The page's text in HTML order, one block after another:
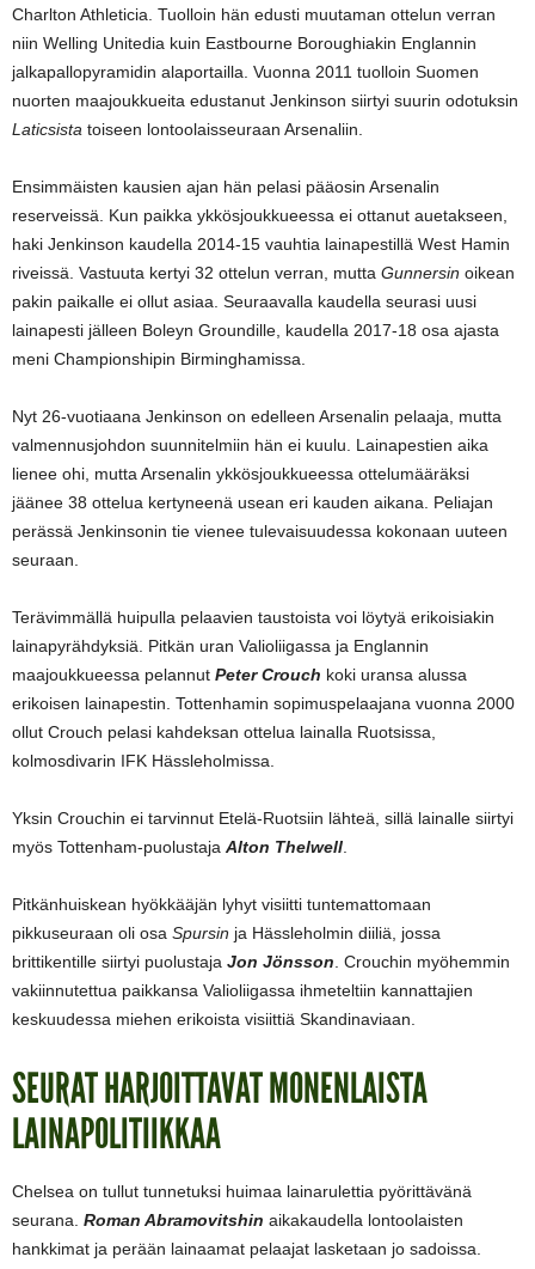
Charlton Athleticia. Tuolloin hän edusti muutaman ottelun verran
niin Welling Unitedia kuin Eastbourne Boroughiakin Englannin
jalkapallopyramidin alaportailla. Vuonna 2011 tuolloin Suomen
nuorten maajoukkueita edustanut Jenkinson siirtyi suurin odotuksin
Laticsista toiseen lontoolaisseuraan Arsenaliin.
Ensimmäisten kausien ajan hän pelasi pääosin Arsenalin
reserveissä. Kun paikka ykkösjoukkueessa ei ottanut auetakseen,
haki Jenkinson kaudella 2014-15 vauhtia lainapestillä West Hamin
riveissä. Vastuuta kertyi 32 ottelun verran, mutta Gunnersin oikean
pakin paikalle ei ollut asiaa. Seuraavalla kaudella seurasi uusi
lainapesti jälleen Boleyn Groundille, kaudella 2017-18 osa ajasta
meni Championshipin Birminghamissa.
Nyt 26-vuotiaana Jenkinson on edelleen Arsenalin pelaaja, mutta
valmennusjohdon suunnitelmiin hän ei kuulu. Lainapestien aika
lienee ohi, mutta Arsenalin ykkösjoukkueessa ottelumääräksi
jäänee 38 ottelua kertyneenä usean eri kauden aikana. Peliajan
perässä Jenkinsonin tie vienee tulevaisuudessa kokonaan uuteen
seuraan.
Terävimmällä huipulla pelaavien taustoista voi löytyä erikoisiakin
lainapyrähdyksiä. Pitkän uran Valioliigassa ja Englannin
maajoukkueessa pelannut Peter Crouch koki uransa alussa
erikoisen lainapestin. Tottenhamin sopimuspelaajana vuonna 2000
ollut Crouch pelasi kahdeksan ottelua lainalla Ruotsissa,
kolmosdivarin IFK Hässleholmissa.
Yksin Crouchin ei tarvinnut Etelä-Ruotsiin lähteä, sillä lainalle siirtyi
myös Tottenham-puolustaja Alton Thelwell
Pitkänhuiskean hyökkääjän lyhyt visiitti tuntemattomaan
pikkuseuraan oli osa Spursin ja Hässleholmin diiliä, jossa
brittikentille siirtyi puolustaja Jon Jönsson . Crouchin myöhemmin
vakiinnutettua paikkansa Valioliigassa ihmeteltiin kannattajien
keskuudessa miehen erikoista visiittiä Skandinaviaan.
SEURAT HARJOITTAVAT MONENLAISTA
LAINAPOLITIIKKAA
Chelsea on tullut tunnetuksi huimaa lainarulettia pyörittävänä
seurana. Roman Abramovitshin aikakaudella lontoolaisten
hankkimat ja perään lainaamat pelaajat lasketaan jo sadoissa.